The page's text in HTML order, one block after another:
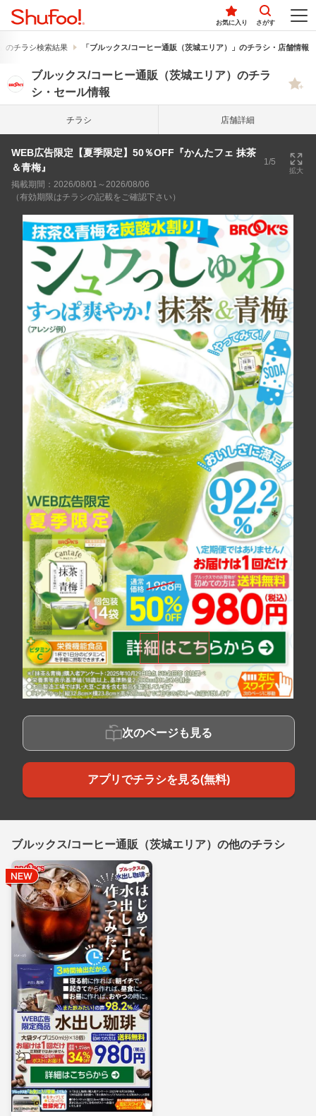
お気に入り さがす
のチラシ検索結果 「ブルックス/コーヒー通販（茨城エリア）」のチラシ・店舗情報
ブルックス/コーヒー通販（茨城エリア）のチラ
シ・セール情報
チラシ 店舗詳細
WEB広告限定【夏季限定】50％OFF『かんたフェ 抹茶
＆青梅』
1/5
拡大
掲載期間：2026/08/01～2026/08/06
（有効期限はチラシの記載をご確認下さい）
次のページも見る
アプリでチラシを見る(無料)
ブルックス/コーヒー通販（茨城エリア）の他のチラシ